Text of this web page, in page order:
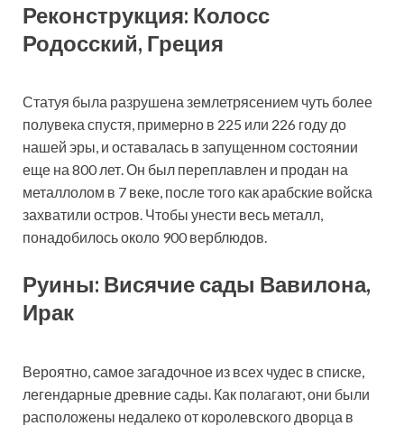
Реконструкция: Колосс
Родосский, Греция
Статуя была разрушена землетрясением чуть более
полувека спустя, примерно в 225 или 226 году до
нашей эры, и оставалась в запущенном состоянии
еще на 800 лет. Он был переплавлен и продан на
металлолом в 7 веке, после того как арабские войска
захватили остров. Чтобы унести весь металл,
понадобилось около 900 верблюдов.
Руины: Висячие сады Вавилона,
Ирак
Вероятно, самое загадочное из всех чудес в списке,
легендарные древние сады. Как полагают, они были
расположены недалеко от королевского дворца в